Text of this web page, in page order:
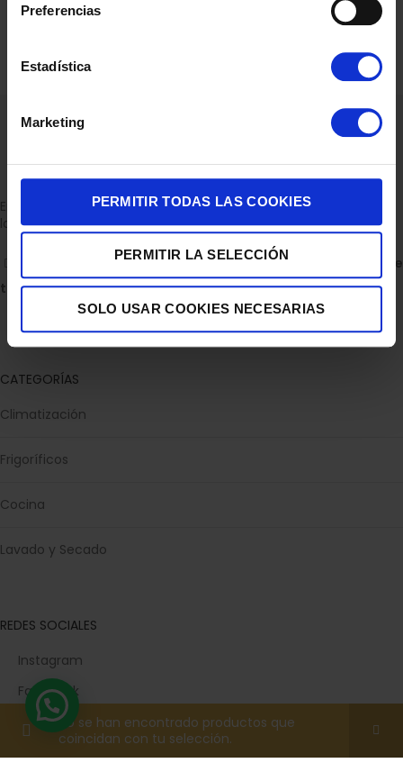
Preferencias
Estadística
Marketing
PERMITIR TODAS LAS COOKIES
PERMITIR LA SELECCIÓN
SOLO USAR COOKIES NECESARIAS
No se han encontrado productos que
coincidan con tu selección.
Empresa dedicada a la venta de accesorios para el hogar con
la experiencia de 36 años.
C/ ALBERTO GRAY PEINADO 11 BAJO 30850, TOTANA.
Descubre
todas nuestras tiendas
Escríbenos en WhatsApp
CATEGORÍAS
Climatización
Frigoríficos
Cocina
Lavado y Secado
REDES SOCIALES
Instagram
Facebook
TikTok